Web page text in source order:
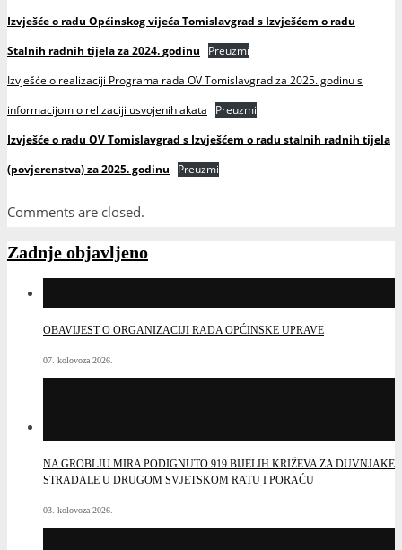
Izvješće o radu Općinskog vijeća Tomislavgrad s Izvješćem o radu
Stalnih radnih tijela za 2024. godinu
Preuzmi
Izvješće o realizaciji Programa rada OV Tomislavgrad za 2025. godinu s
informacijom o relizaciji usvojenih akata
Preuzmi
Izvješće o radu OV Tomislavgrad s Izvješćem o radu stalnih radnih tijela
(povjerenstva) za 2025. godinu
Preuzmi
Comments are closed.
Zadnje objavljeno
OBAVIJEST O ORGANIZACIJI RADA OPĆINSKE UPRAVE
07. kolovoza 2026.
NA GROBLJU MIRA PODIGNUTO 919 BIJELIH KRIŽEVA ZA DUVNJAKE
STRADALE U DRUGOM SVJETSKOM RATU I PORAĆU
03. kolovoza 2026.